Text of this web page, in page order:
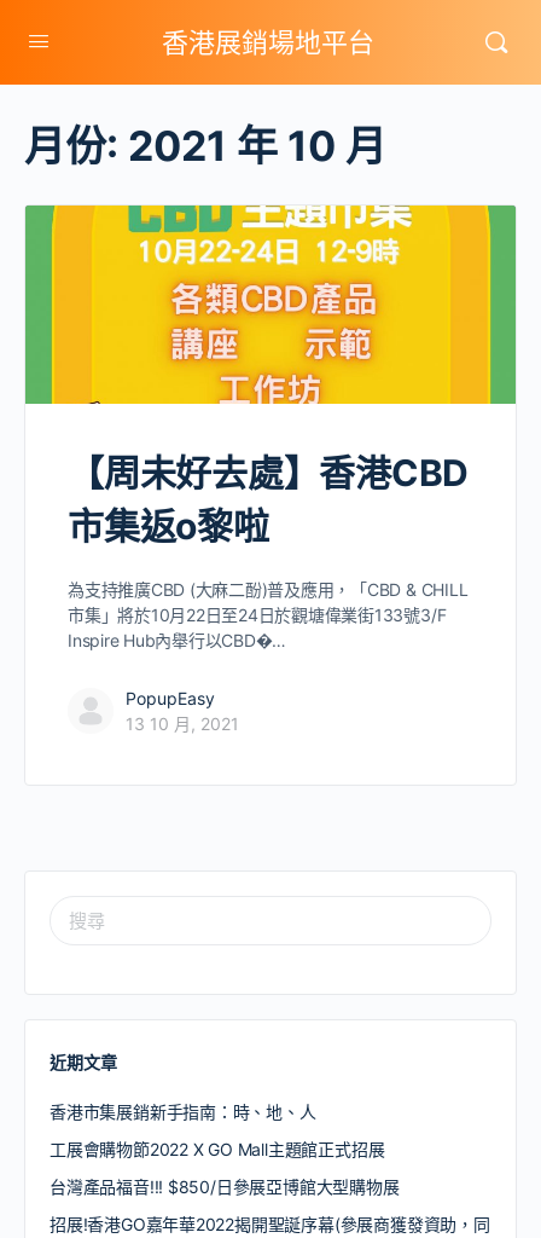
香港展銷場地平台
月份: 2021 年 10 月
【周未好去處】香港CBD
市集返o黎啦
為支持推廣CBD (大麻二酚)普及應用，「CBD & CHILL
市集」將於10月22日至24日於觀塘偉業街133號3/F
Inspire Hub內舉行以CBD�…
PopupEasy
13 10 月, 2021
近期文章
香港市集展銷新手指南：時、地、人
工展會購物節2022 X GO Mall主題館正式招展
台灣產品福音!!! $850/日參展亞博館大型購物展
招展!香港GO嘉年華2022揭開聖誕序幕(參展商獲發資助，同